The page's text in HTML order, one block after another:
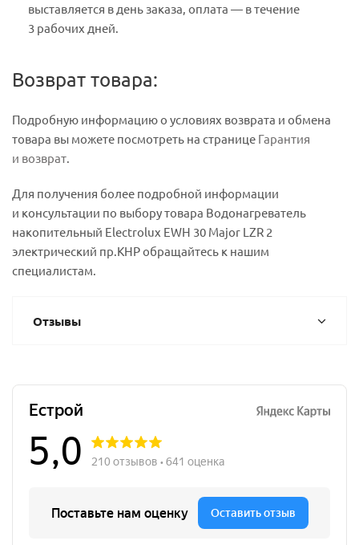
выставляется в день заказа, оплата — в течение
3 рабочих дней.
Возврат товара:
Подробную информацию о условиях возврата и обмена
товара вы можете посмотреть на странице Гарантия
и возврат.
Для получения более подробной информации
и консультации по выбору товара Водонагреватель
накопительный Electrolux EWH 30 Major LZR 2
электрический пр.КНР обращайтесь к нашим
специалистам.
Отзывы